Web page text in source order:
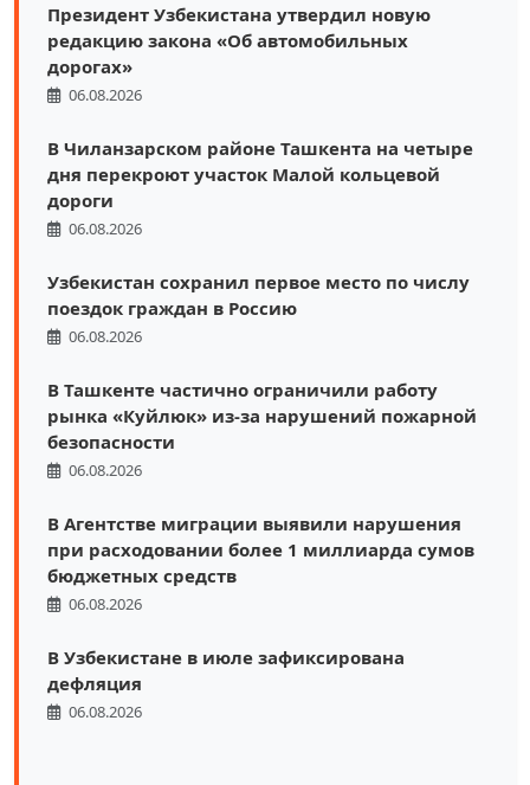
Президент Узбекистана утвердил новую
редакцию закона «Об автомобильных
дорогах»
06.08.2026
В Чиланзарском районе Ташкента на четыре
дня перекроют участок Малой кольцевой
дороги
06.08.2026
Узбекистан сохранил первое место по числу
поездок граждан в Россию
06.08.2026
В Ташкенте частично ограничили работу
рынка «Куйлюк» из-за нарушений пожарной
безопасности
06.08.2026
В Агентстве миграции выявили нарушения
при расходовании более 1 миллиарда сумов
бюджетных средств
06.08.2026
В Узбекистане в июле зафиксирована
дефляция
06.08.2026